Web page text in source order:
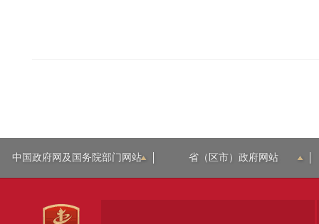
中国政府网及国务院部门网站 省（区市）政府网站